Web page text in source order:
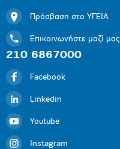
Πρόσβαση στο ΥΓΕΙΑ
Επικοινωνήστε μαζί μας
210 6867000
Facebook
Linkedin
Youtube
Instagram